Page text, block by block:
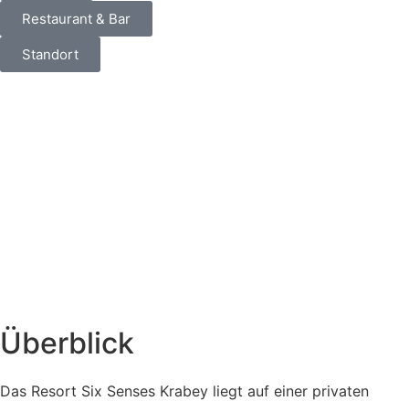
Restaurant & Bar
Standort
Überblick
Das Resort Six Senses Krabey liegt auf einer privaten